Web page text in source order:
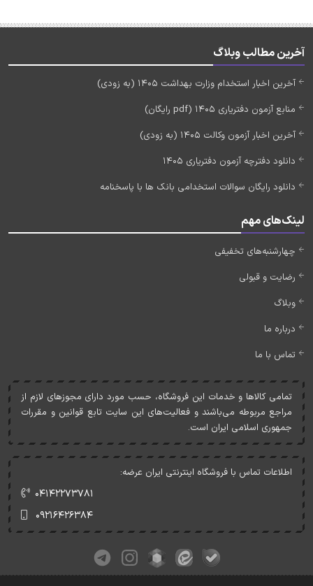
آخرین مطالب وبلاگ
آخرین اخبار استخدام وزارت بهداشت 1405 (به زودی)
منابع آزمون دفتریاری 1405 (pdf رایگان)
آخرین اخبار آزمون وکالت 1405 (به زودی)
دانلود دفترچه آزمون دفتریاری 1405
دانلود رایگان سوالات استخدامی بانک ها با پاسخنامه
لینک‌های مهم
چهارشنبه‌های تخفیفی
رضایت و قبولی
وبلاگ
درباره ما
تماس با ما
تمامی کالاها و خدمات اين فروشگاه، حسب مورد دارای مجوزهای لازم از
مراجع مربوطه می‌باشند و فعاليت‌های اين سايت تابع قوانين و مقررات
جمهوری اسلامی ايران است.
اطلاعات تماس با فروشگاه اینترنتی ایران عرضه:
۰۴۱۴۲۲۷۳۷۸۱
۰۹۲۱۶۴۲۶۳۸۴